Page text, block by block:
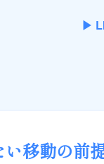
▶
移動の前